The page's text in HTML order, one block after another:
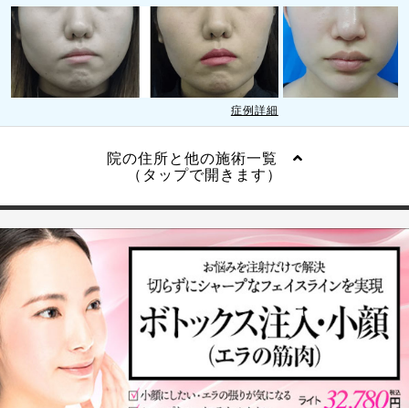
症例詳細
院の住所と他の施術一覧
（タップで開きます）